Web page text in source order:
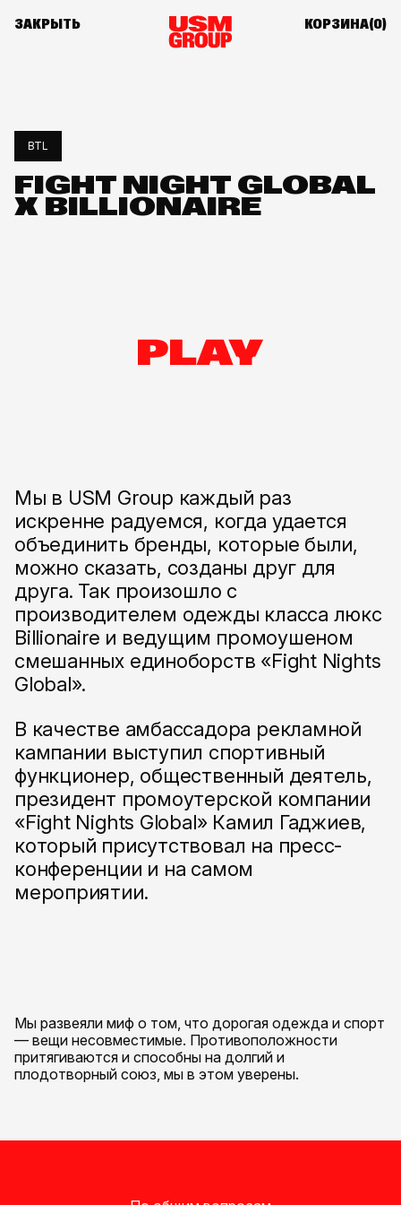
ЗАКРЫТЬ КОРЗИНА(0)
BTL
FIGHT NIGHT GLOBAL
X BILLIONAIRE
Мы в USM Group каждый раз
искренне радуемся, когда удается
объединить бренды, которые были,
можно сказать, созданы друг для
друга. Так произошло с
производителем одежды класса люкс
Billionaire и ведущим промоушеном
смешанных единоборств «Fight Nights
Global».
В качестве амбассадора рекламной
кампании выступил спортивный
функционер, общественный деятель,
президент промоутерской компании
«Fight Nights Global» Камил Гаджиев,
который присутствовал на пресс-
конференции и на самом
мероприятии.
Мы развеяли миф о том, что дорогая одежда и спорт
— вещи несовместимые. Противоположности
притягиваются и способны на долгий и
плодотворный союз, мы в этом уверены.